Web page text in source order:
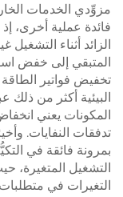
مزوِّدي الخدمات
فائدة عملية أخرى،
الزائد أثناء
المتبقي إلى خفض
تخفيض فواتير الطاقة
البيئية أكثر من ذلك
المكونات يعني
تدفقات النفايات.
بمرونة فائقة في
التشغيل المتغيرة،
التغيرات في